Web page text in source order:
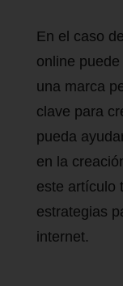
En el caso
online
una marca
clave para
pueda
en la
este artículo
estrategias
internet.